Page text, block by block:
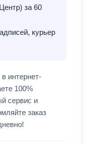
за 60
курьер
в интернет-
100%
сервис и
заказ